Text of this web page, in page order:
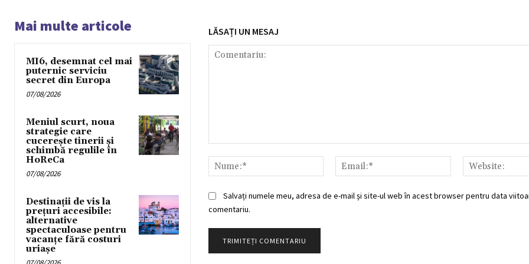
Mai multe articole
MI6, desemnat cel mai
puternic serviciu
secret din Europa
07/08/2026
Meniul scurt, noua
strategie care
cucerește tinerii și
schimbă regulile în
HoReCa
07/08/2026
Destinații de vis la
prețuri accesibile:
alternative
spectaculoase pentru
vacanțe fără costuri
uriașe
LĂSAȚI UN MESAJ
Nume:*
Email:*
Salvați numele meu, adresa de e-mail și site-ul web în acest browser pentru data
comentariu.